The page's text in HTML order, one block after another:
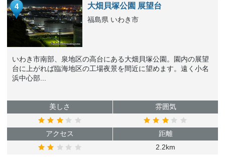
4 大畑貝塚公園 展望台
福島県 いわき市
いわき市南部、泉地区の高台にある大畑貝塚公園。園内の展望
台に上がれば臨海地区の工場夜景を間近に望めます。遠く小名
浜中心部...
美しさ 雰囲気
アクセス
距離
2.2km